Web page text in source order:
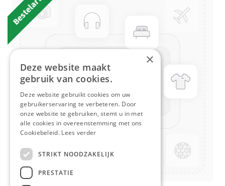
×
Deze website maakt
gebruik van cookies.
Deze website gebruikt cookies om uw
gebruikerservaring te verbeteren. Door
onze website te gebruiken, stemt u in met
alle cookies in overeenstemming met ons
Cookiebeleid. Lees verder
STRIKT NOODZAKELIJK
PRESTATIE